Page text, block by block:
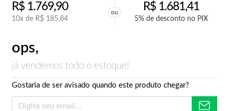
R$1.769,90
10x de R$ 185,84
ou R$1.681,41
5% de desconto no PIX
ops,
já vendemos todo o estoque!
Gostaria de ser avisado quando este produto chegar?